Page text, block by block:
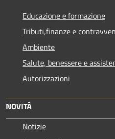
Educazione e formazione
Tributi,finanze e
Ambiente
Salute, benessere e
Autorizzazioni
NOVITÀ
Notizie